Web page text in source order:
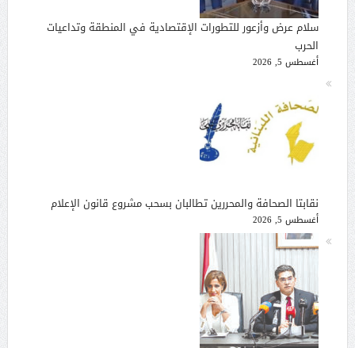
سلام عرض وأزعور للتطورات الإقتصادية في المنطقة وتداعيات
الحرب
أغسطس 5, 2026
نقابتا الصحافة والمحررين تطالبان بسحب مشروع قانون الإعلام
أغسطس 5, 2026